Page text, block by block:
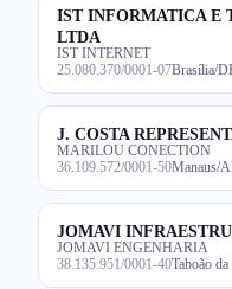
IST INFORMATICA E
LTDA
IST INTERNET
25.080.370/0001-07Brasília/
J. COSTA
MARILOU CONECTION
36.109.572/0001-50Manaus/
JOMAVI
JOMAVI ENGENHARIA
38.135.951/0001-40Taboão